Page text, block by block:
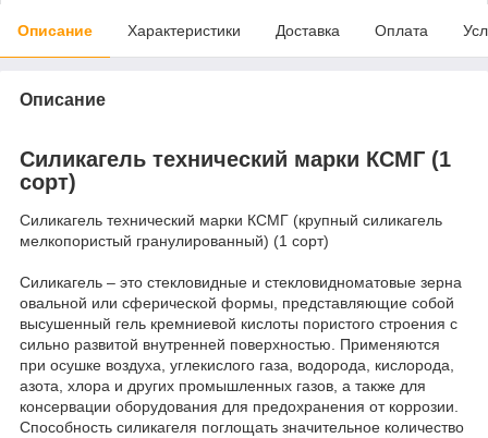
Описание Характеристики Доставка Оплата
Описание
Силикагель технический марки КСМГ (1
сорт)
Силикагель технический марки КСМГ (крупный силикагель
мелкопористый гранулированный) (1 сорт)
Силикагель – это стекловидные и стекловидноматовые зерна
овальной или сферической формы, представляющие собой
высушенный гель кремниевой кислоты пористого строения с
сильно развитой внутренней поверхностью. Применяются
при осушке воздуха, углекислого газа, водорода, кислорода,
азота, хлора и других промышленных газов, а также для
консервации оборудования для предохранения от коррозии.
Способность силикагеля поглощать значительное количество